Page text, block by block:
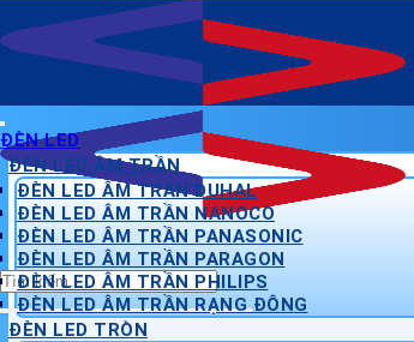
Tìm
kiếm:
ĐÈN LED
ĐÈN LED ÂM TRẦN
ĐÈN LED ÂM TRẦN DUHAL
ĐÈN LED ÂM TRẦN NANOCO
ĐÈN LED ÂM TRẦN PANASONIC
ĐÈN LED ÂM TRẦN PARAGON
ĐÈN LED ÂM TRẦN PHILIPS
ĐÈN LED ÂM TRẦN RẠNG ĐÔNG
ĐÈN LED TRÒN